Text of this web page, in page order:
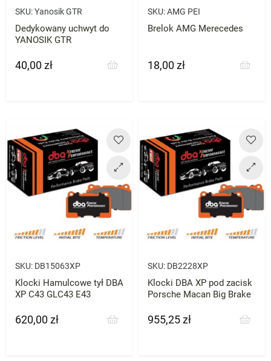
SKU:Yanosik GTR
Dedykowany uchwyt do
YANOSIK GTR
Cena
40,00 zł
SKU:AMG PEI
Brelok AMG Merecedes
Cena
18,00 zł
SKU: DB15063XP
Klocki Hamulcowe tył DBA
XP C43 GLC43 E43
Cena
620,00 zł
SKU: DB2228XP
Klocki DBA XP pod zacisk
Porsche Macan Big Brake
Cena
955,25 zł